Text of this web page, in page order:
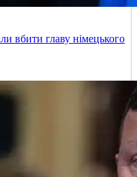
вбити главу німецького